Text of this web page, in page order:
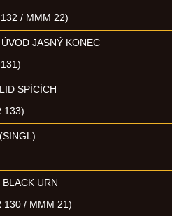
/ MMM 22)
JASNÝ KONEC
SPÍCÍCH
133)
URN
130 / MMM 21)